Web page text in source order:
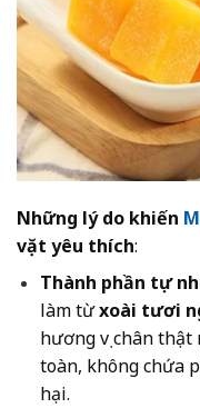
Những lý do khiến
vặt yêu thích:
Thành phần tự
làm từxoài tươi
hương vị chân
toàn, không chứa
hại.